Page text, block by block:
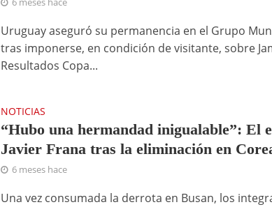
6 meses hace
Uruguay aseguró su permanencia en el Grupo
tras imponerse, en condición de visitante, sobre
Resultados Copa...
NOTICIAS
“Hubo una hermandad inigualable”: El
Javier Frana tras la eliminación en
6 meses hace
Una vez consumada la derrota en Busan, los